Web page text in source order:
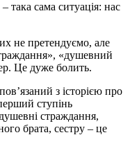
– така сама ситуація: нас
не претендуємо, але
«душевний
Це дуже болить.
з історією про
ступінь
страждання,
брата, сестру – це